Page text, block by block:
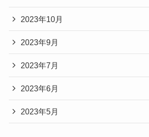
2023年10月
2023年9月
2023年7月
2023年6月
2023年5月